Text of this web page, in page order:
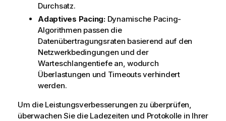
Durchsatz.
Adaptives Pacing:Dynamische Pacing-
Algorithmen passen die
Datenübertragungsraten basierend auf den
Netzwerkbedingungen und der
Warteschlangentiefe an, wodurch
Überlastungen und Timeouts verhindert
werden.
Um die Leistungsverbesserungen zu überprüfen,
überwachen Sie die Ladezeiten und Protokolle in Ihrer